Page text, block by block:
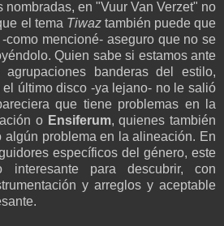
nombradas, en "Vuur Van Verzet" no
el tema Tiwaztambién puede que
como mencioné- aseguro que no se
Quien sabe si estamos ante
banderas del estilo,
el último disco -ya lejano- no le salió
que tiene problemas en la
o Ensiferum, quienes también
algún problema en la alineación. En
específicos del género, este
para descubrir, con
y arreglos y aceptable